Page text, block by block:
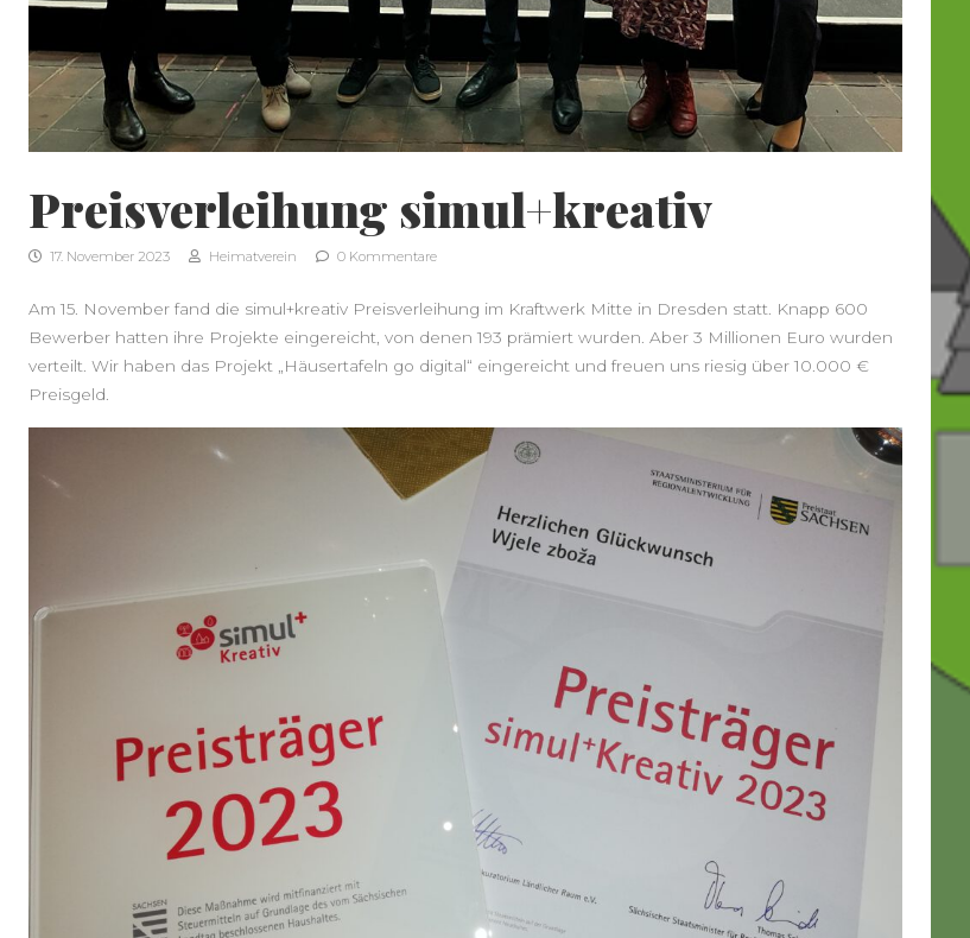
Preisverleihung simul+kreativ
17. November 2023 Heimatverein 0 Kommentare
Am 15. November fand die simul+kreativ Preisverleihung im Kraftwerk Mitte in Dresden statt. Knapp 600
Bewerber hatten ihre Projekte eingereicht, von denen 193 prämiert wurden. Aber 3 Millionen Euro wurden
verteilt. Wir haben das Projekt „Häusertafeln go digital“ eingereicht und freuen uns riesig über 10.000 €
Preisgeld.